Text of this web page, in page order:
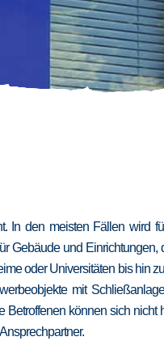
In den meisten Fällen wird
Gebäude und Einrichtungen,
oder Universitäten bis hin
mit
können sich nicht